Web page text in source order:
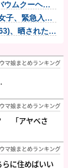
ウムクーヘン
子、緊急入院
、晒された